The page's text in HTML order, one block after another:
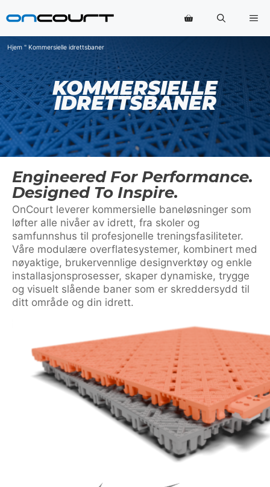
til
Hjem " Kommersielle idrettsbaner
KOMMERSIELLE
IDRETTSBANER
Engineered For Performance.
Designed To Inspire.
OnCourt leverer kommersielle baneløsninger som
løfter alle nivåer av idrett, fra skoler og
samfunnshus til profesjonelle treningsfasiliteter.
Våre modulære overflatesystemer, kombinert med
nøyaktige, brukervennlige designverktøy og enkle
installasjonsprosesser, skaper dynamiske, trygge
og visuelt slående baner som er skreddersydd til
ditt område og din idrett.